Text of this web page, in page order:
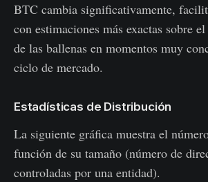
BTC cambia significativamente,
con estimaciones más exactas sobre
de las ballenas en momentos muy
ciclo de mercado.
Estadísticas de Distribución
La siguiente gráfica muestra el
función de su tamaño (número de
controladas por una entidad).